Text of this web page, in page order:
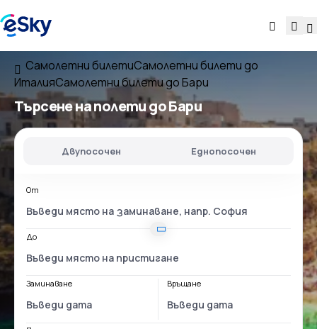
Самолетни билетиСамолетни билети до
ИталияСамолетни билети до Бари
Търсене на полети до Бари
Двупосочен Еднопосочен
От
До
Заминаване Връщане